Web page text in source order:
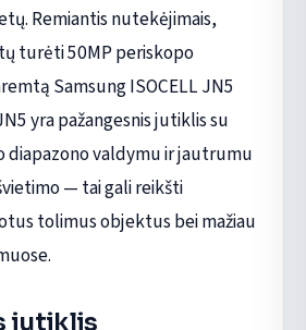
Remiantis nutekėjimais,
turėti 50MP periskopo
Samsung ISOCELL JN5
yra pažangesnis jutiklis su
diapazono valdymu ir jautrumu
— tai gali reikšti
tolimus objektus bei mažiau
jutiklis